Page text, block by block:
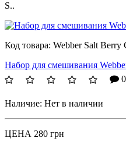
S..
Код товара: Webber Salt Berry
Набор для смешивания
0
Наличие: Нет в наличии
ЦЕНА 280 грн